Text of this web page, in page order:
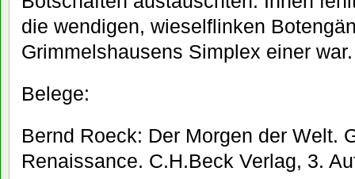
die wendigen, wieselflinken
Grimmelshausens Simplex einer war.
Belege:
Bernd Roeck: Der Morgen der Welt.
Renaissance. C.H.Beck Verlag, 3.